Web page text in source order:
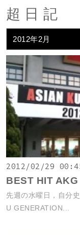
超日記
2012年2月
2012/02/29
BEST HIT
先週の水曜日，自分
U GENERATION...